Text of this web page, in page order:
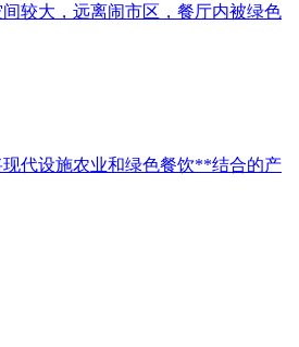
较大，远离闹市区，餐厅内被绿色
代设施农业和绿色餐饮**结合的产